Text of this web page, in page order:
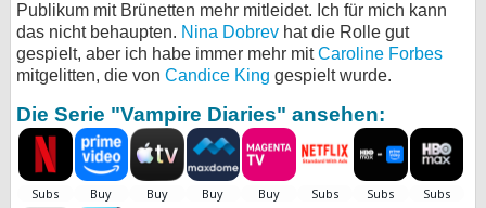
Publikum mit Brünetten mehr mitleidet. Ich für mich kann
das nicht behaupten. Nina Dobrev hat die Rolle gut
gespielt, aber ich habe immer mehr mitCaroline Forbes
mitgelitten, die von Candice King gespielt wurde.
Die Serie "Vampire Diaries" ansehen: